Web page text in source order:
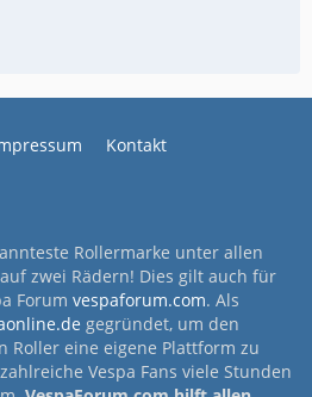
Kontakt
Rollermarke unter allen
zwei Rädern! Dies gilt auch für
Forum vespaforum.com. Als
gegründet, um den
Roller eine eigene Plattform zu
Vespa Fans viele Stunden